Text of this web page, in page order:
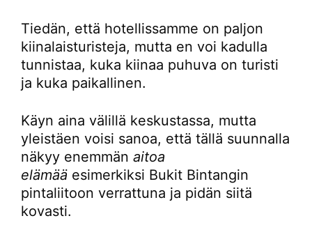
Tiedän, että hotellissamme on paljon
kiinalaisturisteja, mutta en voi kadulla
tunnistaa, kuka kiinaa puhuva on turisti
ja kuka paikallinen.
Käyn aina välillä keskustassa, mutta
yleistäen voisi sanoa, että tällä suunnalla
näkyy enemmän aitoa
elämää esimerkiksi Bukit Bintangin
pintaliitoon verrattuna ja pidän siitä
kovasti.